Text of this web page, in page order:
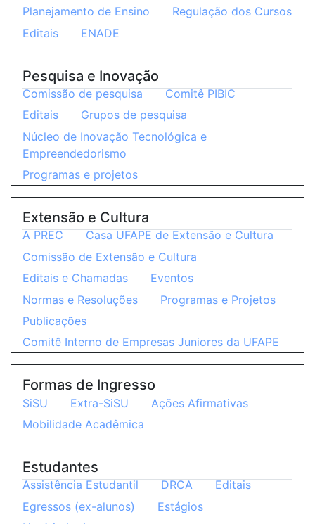
Planejamento de Ensino
Regulação dos Cursos
Editais
ENADE
Pesquisa e Inovação
Comissão de pesquisa
Comitê PIBIC
Editais
Grupos de pesquisa
Núcleo de Inovação Tecnológica e
Empreendedorismo
Programas e projetos
Extensão e Cultura
A PREC
Casa UFAPE de Extensão e Cultura
Comissão de Extensão e Cultura
Editais e Chamadas
Eventos
Normas e Resoluções
Programas e Projetos
Publicações
Comitê Interno de Empresas Juniores da UFAPE
Formas de Ingresso
SiSU Extra-SiSU
Ações Afirmativas
Mobilidade Acadêmica
Estudantes
Assistência Estudantil DRCA
Editais
Egressos (ex-alunos)
Estágios